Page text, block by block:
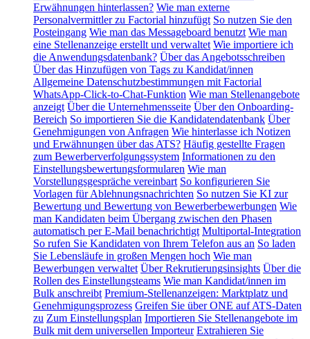
Erwähnungen hinterlassen? Wie man externe
Personalvermittler zu Factorial hinzufügt So nutzen Sie den
Posteingang Wie man das Messageboard benutzt Wie man
eine Stellenanzeige erstellt und verwaltet Wie importiere ich
die Anwendungsdatenbank? Über das Angebotsschreiben
Über das Hinzufügen von Tags zu Kandidat/innen
Allgemeine Datenschutzbestimmungen mit Factorial
WhatsApp-Click-to-Chat-Funktion Wie man Stellenangebote
anzeigt Über die Unternehmensseite Über den Onboarding-
Bereich So importieren Sie die Kandidatendatenbank Über
Genehmigungen von Anfragen Wie hinterlasse ich Notizen
und Erwähnungen über das ATS? Häufig gestellte Fragen
zum Bewerberverfolgungssystem Informationen zu den
Einstellungsbewertungsformularen Wie man
Vorstellungsgespräche vereinbart So konfigurieren Sie
Vorlagen für Ablehnungsnachrichten So nutzen Sie KI zur
Bewertung und Bewertung von Bewerberbewerbungen Wie
man Kandidaten beim Übergang zwischen den Phasen
automatisch per E-Mail benachrichtigt Multiportal-Integration
So rufen Sie Kandidaten von Ihrem Telefon aus an So laden
Sie Lebensläufe in großen Mengen hoch Wie man
Bewerbungen verwaltet Über Rekrutierungsinsights Über die
Rollen des Einstellungsteams Wie man Kandidat/innen im
Bulk anschreibt Premium-Stellenanzeigen: Marktplatz und
Genehmigungsprozess Greifen Sie über ONE auf ATS-Daten
zu Zum Einstellungsplan Importieren Sie Stellenangebote im
Bulk mit dem universellen Importeur Extrahieren Sie